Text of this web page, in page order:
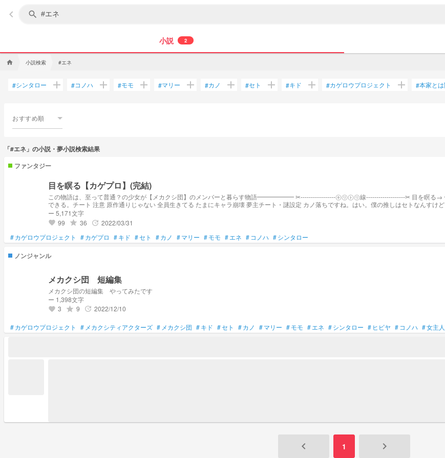
keyboard_arrow_left search
小説 2
home 小説検索 #エネ
#シンタロー add #コノハ add #モモ add #マリー add #カノ add #セト add #キド add #カゲロウプロジェクト add #本家と
おすすめ順
「#エネ」の小説・夢小説検索結果
ファンタジー
目を瞑る【カゲプロ】(完結)
この物語は、至って普通？の少女が【メカクシ団】のメンバーと暮らす物語━━━━━━ ✂︎-----------------㋖㋷㋣㋷線-------------------✂︎ 目を瞑る→ 一定時間他人の視覚を奪う(見えなくする) ｢奪う｣｢盗む｣｢合わせる｣｢凝らす｣を無効化
できる。チート 注意 原作通りじゃない 全員生きてる たまにキャラ崩壊 夢主チート・謎設定 カ
ー 5,171文字
favorite 99 grade 36 update 2022/03/31
#カゲロウプロジェクト #カゲプロ #キド #セト #カノ #マリー #モモ #エネ # コノハ #シンタロー
ノンジャンル
メカクシ団 短編集
メカクシ団の短編集 やってみたです
ー 1,398文字
favorite 3 grade 9 update 2022/12/10
#カゲロウプロジェクト # メカクシティアクターズ # メカクシ団 #キド #セト #カノ #マリー #モモ #エネ #シンタロー # ヒビヤ # コノハ #女主
keyboard_arrow_left 1 keyboard_arrow_right